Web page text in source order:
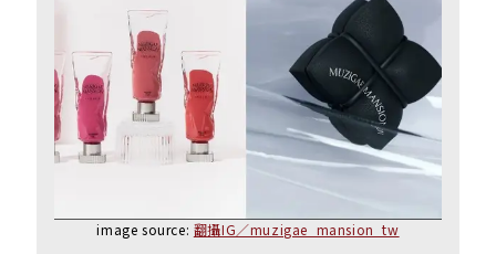
image source: 翻攝IG／muzigae_mansion_tw